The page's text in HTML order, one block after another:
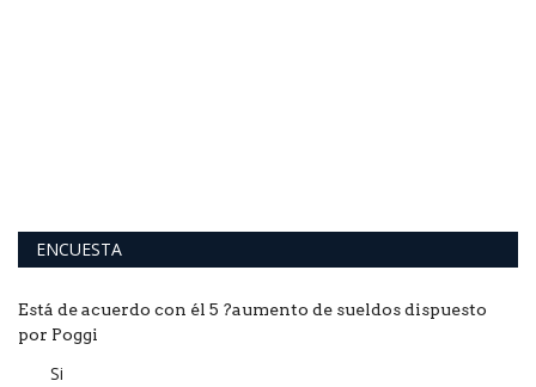
ENCUESTA
Está de acuerdo con él 5 ?aumento de sueldos dispuesto
por Poggi
Si